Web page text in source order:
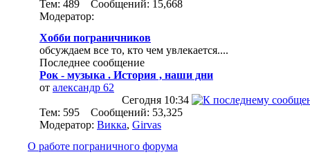
Тем: 489 Сообщений: 15,668
Модератор:
Хобби пограничников
обсуждаем все то, кто чем увлекается....
Последнее сообщение
Рок - музыка . История , наши дни
от александр 62
Сегодня 10:34
Тем: 595 Сообщений: 53,325
Модератор: Викка, Girvas
О работе пограничного форума